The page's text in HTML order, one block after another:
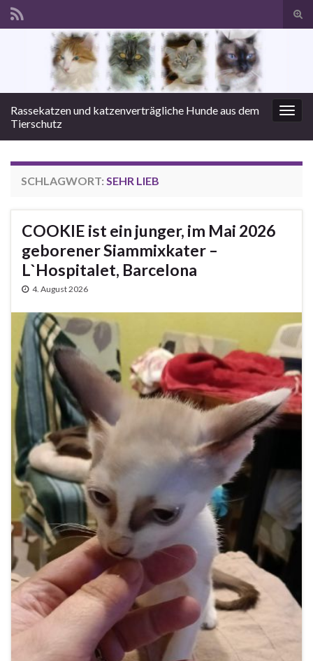
Search for:
Rassekatzen und katzenverträgliche Hunde aus dem
Tierschutz
SCHLAGWORT: SEHR LIEB
COOKIE ist ein junger, im Mai 2026
geborener Siammixkater –
L`Hospitalet, Barcelona
4. August 2026